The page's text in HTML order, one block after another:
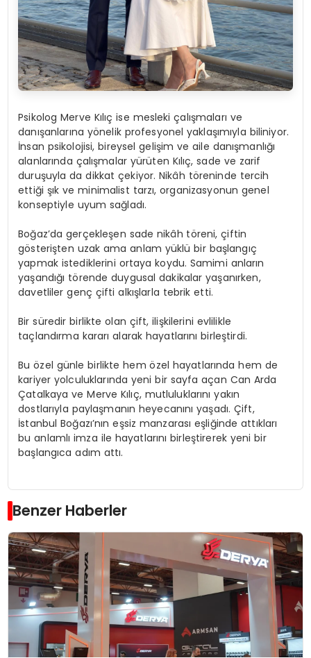
Psikolog Merve Kılıç ise mesleki çalışmaları ve
danışanlarına yönelik profesyonel yaklaşımıyla biliniyor.
İnsan psikolojisi, bireysel gelişim ve aile danışmanlığı
alanlarında çalışmalar yürüten Kılıç, sade ve zarif
duruşuyla da dikkat çekiyor. Nikâh töreninde tercih
ettiği şık ve minimalist tarzı, organizasyonun genel
konseptiyle uyum sağladı.
Boğaz’da gerçekleşen sade nikâh töreni, çiftin
gösterişten uzak ama anlam yüklü bir başlangıç
yapmak istediklerini ortaya koydu. Samimi anların
yaşandığı törende duygusal dakikalar yaşanırken,
davetliler genç çifti alkışlarla tebrik etti.
Bir süredir birlikte olan çift, ilişkilerini evlilikle
taçlandırma kararı alarak hayatlarını birleştirdi.
Bu özel günle birlikte hem özel hayatlarında hem de
kariyer yolculuklarında yeni bir sayfa açan Can Arda
Çatalkaya ve Merve Kılıç, mutluluklarını yakın
dostlarıyla paylaşmanın heyecanını yaşadı. Çift,
İstanbul Boğazı’nın eşsiz manzarası eşliğinde attıkları
bu anlamlı imza ile hayatlarını birleştirerek yeni bir
başlangıca adım attı.
Benzer Haberler